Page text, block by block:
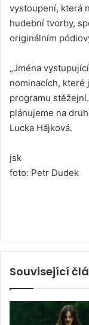
vystoupení, která
hudební tvorby,
originálním
„Jména
nominacích, které
programu
plánujeme na
Lucka Hájková.
jsk
foto: Petr Dudek
Související